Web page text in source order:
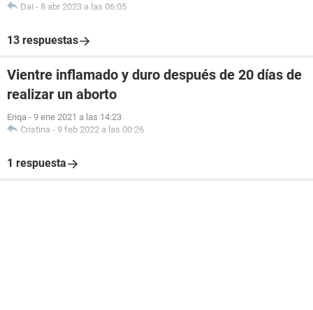
Dai - 8 abr 2023 a las 06:05
13 respuestas
Vientre inflamado y duro después de 20 días de
realizar un aborto
Eriqa - 9 ene 2021 a las 14:23
Cristina - 9 feb 2022 a las 00:26
1 respuesta